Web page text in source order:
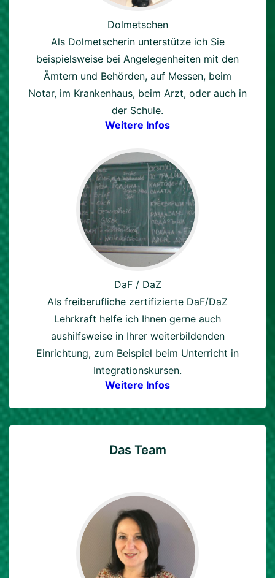
Dolmetschen
Als Dolmetscherin unterstütze ich Sie
beispielsweise bei Angelegenheiten mit den
Ämtern und Behörden, auf Messen, beim
Notar, im Krankenhaus, beim Arzt, oder auch in
der Schule.
Weitere Infos
DaF / DaZ
Als freiberufliche zertifizierte DaF/DaZ
Lehrkraft helfe ich Ihnen gerne auch
aushilfsweise in Ihrer weiterbildenden
Einrichtung, zum Beispiel beim Unterricht in
Integrationskursen.
Weitere Infos
Das Team